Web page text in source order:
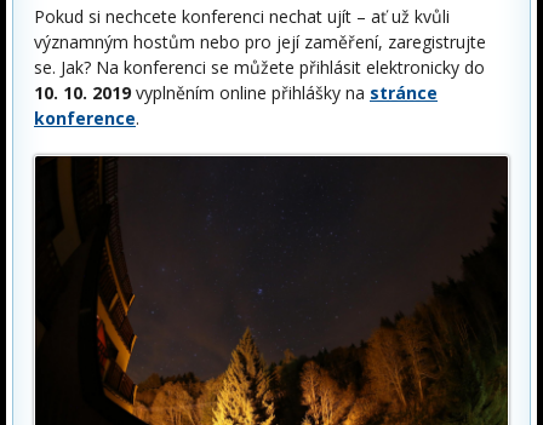
Pokud si nechcete konferenci nechat ujít – ať už kvůli
významným hostům nebo pro její zaměření, zaregistrujte
se. Jak? Na konferenci se můžete přihlásit elektronicky do
10. 10. 2019 vyplněním online přihlášky na stránce
konference.